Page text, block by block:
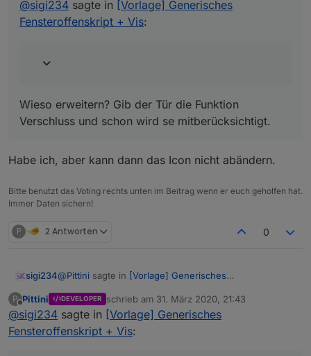
@sigi234 sagte in [Vorlage] Generisches
Fensteroffenskript + Vis:
Wieso erweitern? Gib der Tür die Funktion
Verschluss und schon wird se mitberücksichtigt.
Habe ich, aber kann dann das Icon nicht abändern.
Bitte benutzt das Voting rechts unten im Beitrag wenn er euch geholfen hat.
Immer Daten sichern!
P 2 Antworten 0
sigi234@Pittini sagte in [Vorlage] Generisches
@sigi234sagte in[Vorlage] Generisches
Fensteroffenskript + Vis
Habe ich, aber kann dann das Icon nicht abändern.
P
Offline
Pittini DEVELOPER schrieb am 31. März 2020, 21:43
zuletzt editiert von
@sigi234 sagte in [Vorlage] Generisches
Fensteroffenskript + Vis: